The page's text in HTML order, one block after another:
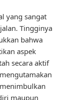
yang sangat
Tingginya
bahwa
aspek
secara aktif
maupun